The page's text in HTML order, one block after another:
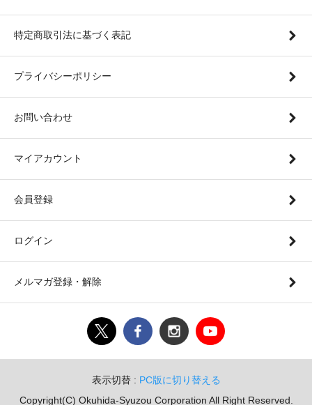
特定商取引法に基づく表記
プライバシーポリシー
お問い合わせ
マイアカウント
会員登録
ログイン
メルマガ登録・解除
表示切替 : PC版に切り替える
Copyright(C) Okuhida-Syuzou Corporation All Right Reserved.